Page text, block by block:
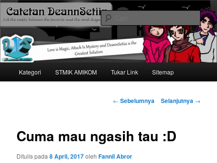
Catetan DS
Mari bermimpi dan ciptakan kehendak
Cari
Langsung
utama
Kategori STMIK AMIKOM Tukar Link Sitemap
Navigasi
← Sebelumnya Selanjutnya →
Cuma mau ngasih tau :D
Ditulis pada8 April, 2017olehFannil Abror